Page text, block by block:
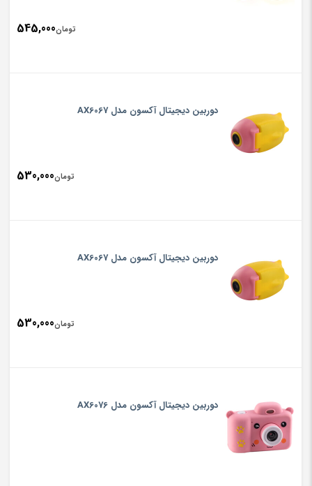
تومان545,000
دوربین دیجیتال آکسون مدل AX6067
تومان530,000
دوربین دیجیتال آکسون مدل AX6067
تومان530,000
دوربین دیجیتال آکسون مدل AX6076